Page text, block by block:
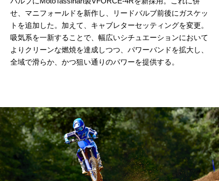
せ、マニフォールドを新作し、リードバルブ前後にガスケッ
トを追加した。加えて、キャブレターセッティングを変更。
吸気系を一新することで、幅広いシチュエーションにおいて
よりクリーンな燃焼を達成しつつ、パワーバンドを拡大し、
全域で滑らか、かつ狙い通りのパワーを提供する。